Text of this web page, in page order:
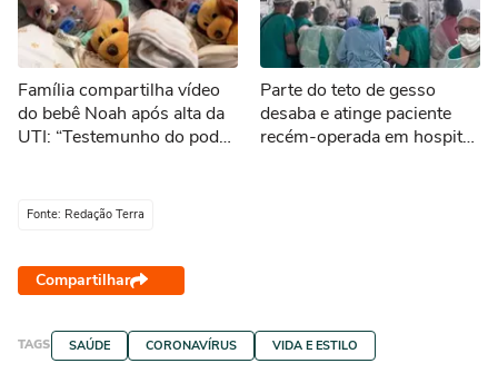
Família compartilha vídeo
do bebê Noah após alta da
UTI: “Testemunho do poder
Parte do teto de gesso
desaba e atinge paciente
recém-operada em hospital
Fonte: Redação Terra
Compartilhar
TAGS SAÚDE CORONAVÍRUS VIDA E ESTILO